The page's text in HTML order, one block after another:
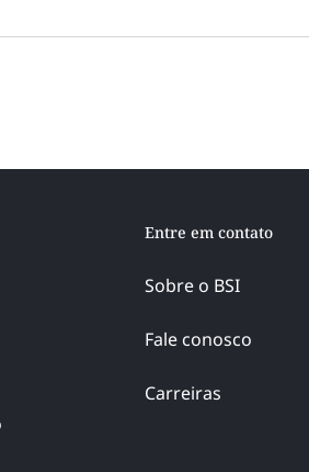
Entre em contato
Sobre o BSI
Fale conosco
Carreiras